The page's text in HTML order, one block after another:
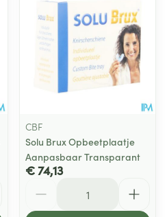
CBF
Solu Brux Opbeetplaatje
Aanpasbaar Transparant
€ 74,13